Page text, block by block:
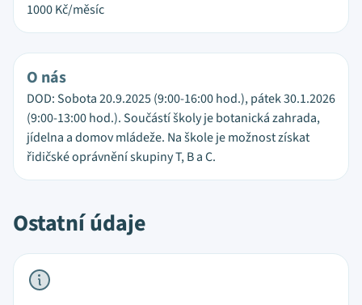
1000Kč/měsíc
O nás
DOD: Sobota 20.9.2025 (9:00-16:00 hod.), pátek 30.1.2026
(9:00-13:00 hod.). Součástí školy je botanická zahrada,
jídelna a domov mládeže. Na škole je možnost získat
řidičské oprávnění skupiny T, B a C.
Ostatní údaje